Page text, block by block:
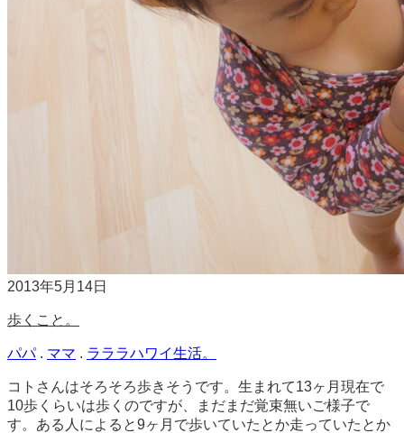
2013年5月14日
歩くこと。
パパ. ママ . ラララハワイ生活。
コトさんはそろそろ歩きそうです。生まれて13ヶ月現在で
10歩くらいは歩くのですが、まだまだ覚束無いご様子で
す。ある人によると9ヶ月で歩いていたとか走っていたとか